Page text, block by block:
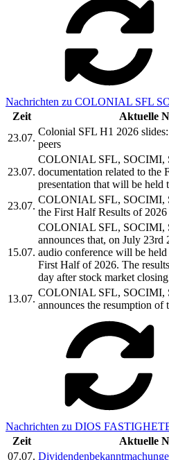
Nachrichten zu COLONIAL SFL
Zeit
Aktuelle
23.07.
Colonial SFL H1 2026
peers
23.07.
COLONIAL SFL, SOCIMI,
documentation related to the
presentation that will be held
23.07.
COLONIAL SFL, SOCIMI,
the First Half Results of 2026
15.07.
COLONIAL SFL, SOCIMI,
announces that, on July
audio conference will be
First Half of 2026. The
day after stock market
13.07.
COLONIAL SFL, SOCIMI,
announces the resumption
Nachrichten zu DIOS
Zeit
Aktuelle
07.07.